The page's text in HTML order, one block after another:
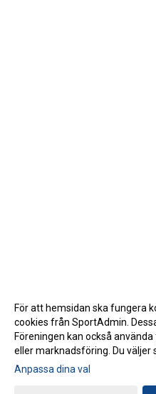
Gå till
För att hemsidan ska fungera
cookies från SportAdmin.
Föreningen kan också
eller marknadsföring. Du väljer
Anpassa dina val